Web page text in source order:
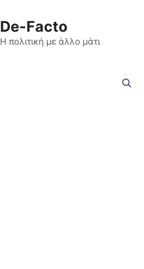
De-Facto
Η πολιτική με άλλο μάτι